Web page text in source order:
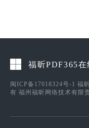
福昕PDF365
闽ICP备17018324号-1 福
有 福州福昕网络技术有限